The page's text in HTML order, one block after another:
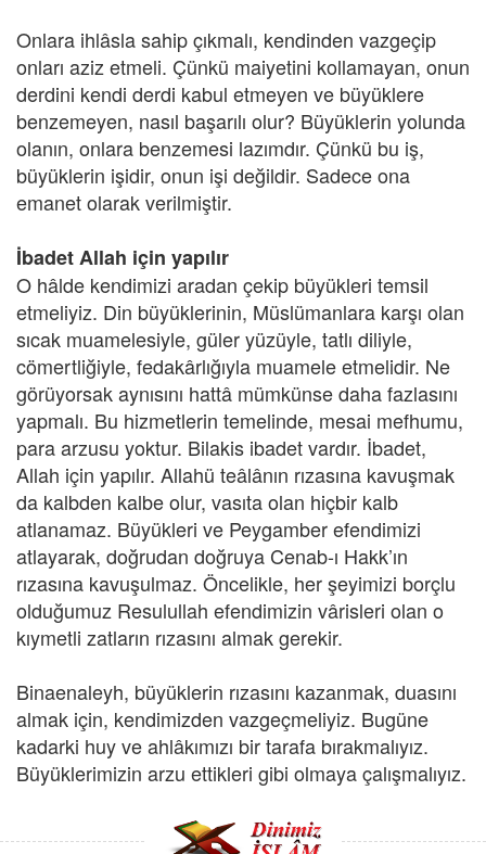
Onlara ihlâsla sahip çıkmalı, kendinden vazgeçip
onları aziz etmeli. Çünkü maiyetini kollamayan, onun
derdini kendi derdi kabul etmeyen ve büyüklere
benzemeyen, nasıl başarılı olur? Büyüklerin yolunda
olanın, onlara benzemesi lazımdır. Çünkü bu iş,
büyüklerin işidir, onun işi değildir. Sadece ona
emanet olarak verilmiştir.
İbadet Allah için yapılır
O hâlde kendimizi aradan çekip büyükleri temsil
etmeliyiz. Din büyüklerinin, Müslümanlara karşı olan
sıcak muamelesiyle, güler yüzüyle, tatlı diliyle,
cömertliğiyle, fedakârlığıyla muamele etmelidir. Ne
görüyorsak aynısını hattâ mümkünse daha fazlasını
yapmalı. Bu hizmetlerin temelinde, mesai mefhumu,
para arzusu yoktur. Bilakis ibadet vardır. İbadet,
Allah için yapılır. Allahü teâlânın rızasına kavuşmak
da kalbden kalbe olur, vasıta olan hiçbir kalb
atlanamaz. Büyükleri ve Peygamber efendimizi
atlayarak, doğrudan doğruya Cenab-ı Hakk’ın
rızasına kavuşulmaz. Öncelikle, her şeyimizi borçlu
olduğumuz Resulullah efendimizin vârisleri olan o
kıymetli zatların rızasını almak gerekir.
Binaenaleyh, büyüklerin rızasını kazanmak, duasını
almak için, kendimizden vazgeçmeliyiz. Bugüne
kadarki huy ve ahlâkımızı bir tarafa bırakmalıyız.
Büyüklerimizin arzu ettikleri gibi olmaya çalışmalıyız.